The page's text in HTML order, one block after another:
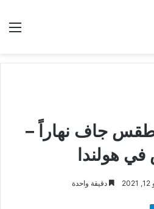
طقس جاف نهاراً –
هولندا
دقيقة واحدة
تيلقرام